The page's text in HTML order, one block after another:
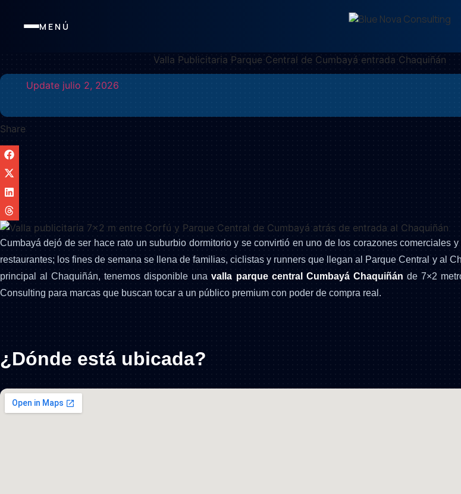
al
contenido
MENÚ
Valla Publicitaria Parque Central de Cumbayá entrada Chaquiñán
Update julio 2, 2026
Share
Cumbayá dejó de ser hace rato un suburbio dormitorio y se convirtió en uno de los corazones comerciales
restaurantes; los fines de semana se llena de familias, ciclistas y runners que llegan al Parque Central y al
principal al Chaquiñán, tenemos disponible unavalla parque central Cumbayá Chaquiñán de 7×2
Consulting para marcas que buscan tocar a un público premium con poder de compra real.
¿Dónde está ubicada?